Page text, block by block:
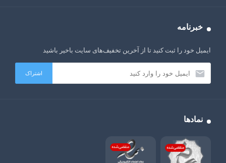
خبرنامه
ایمیل خود را ثبت کنید تا از آخرین تخفیف‌های سایت باخیر باشید
نمادها